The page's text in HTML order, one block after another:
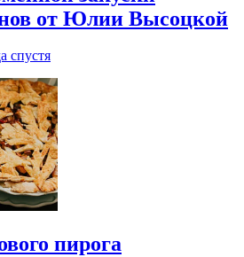
от Юлии Высоцкой
спустя
пирога